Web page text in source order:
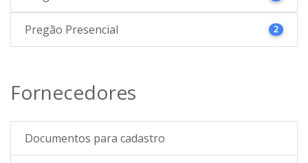
Pregão Presencial 2
Fornecedores
Documentos para cadastro